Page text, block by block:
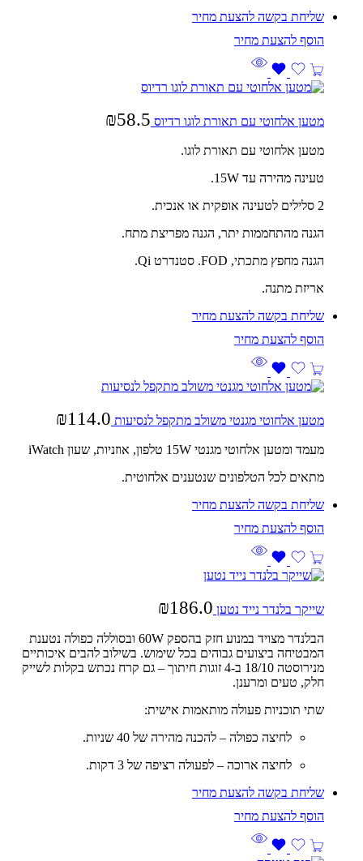
שליחת בקשה להצעת מחיר
מטען אלחוטי עם תאורת לוגו רדיוס ₪58.5
מטען אלחוטי עם תאורת לוגו.
טעינה מהירה עד 15W.
2 סלילים לטעינה אופקית או אנכית.
הגנה מהתחממות יתר, הגנה מפריצת מתח.
הגנה מחפץ מתכתי, FOD. סטנדרט Qi.
אריזת מתנה.
שליחת בקשה להצעת מחיר
מטען אלחוטי מגנטי משולב מתקפל לנסיעות ₪114.0
מעמד ומטען אלחוטי מגנטי 15W טלפון, אוזניות, שעון iWatch
מתאים לכל הטלפונים שנטענים אלחוטית.
שליחת בקשה להצעת מחיר
שייקר בלנדר נייד נטען ₪186.0
הבלנדר מצויד במנוע חזק בהספק 60W ובסוללה כפולה נטענת
המבטיחה ביצועים גבוהים בכל שימוש. בשילוב להבים איכותיים
מנירוסטה 18/10 ב-4 זוגות חיתוך – גם קרח נכתש בקלות לשייק
חלק, טעים ומרענן.
שתי תוכניות פעולה מותאמות אישית:
לחיצה כפולה – להכנה מהירה של 40 שניות.
לחיצה ארוכה – לפעולה רציפה של 3 דקות.
שליחת בקשה להצעת מחיר